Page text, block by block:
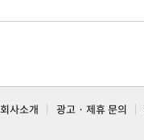
회사소개 광고 · 제휴 문의